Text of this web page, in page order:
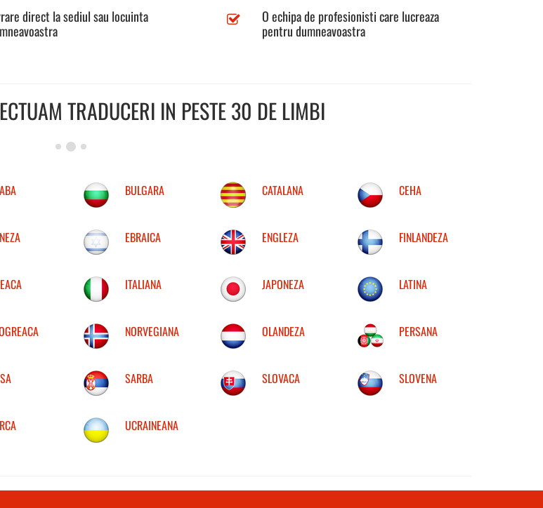
direct la sediul sau locuinta
O echipa de profesionisti care lucreaza
pentru dumneavoastra
TRADUCERI IN PESTE 30 DE LIMBI
BULGARA CATALANA CEHA
EBRAICA ENGLEZA FINLANDEZA
ITALIANA JAPONEZA LATINA
NORVEGIANA OLANDEZA PERSANA
SARBA SLOVACA SLOVENA
UCRAINEANA